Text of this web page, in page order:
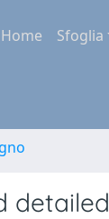
Home Sfoglia
detailed